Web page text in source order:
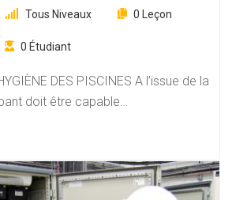
Tous Niveaux 0 Leçon
0 Étudiant
DES PISCINES A l’issue de la
doit être capable…